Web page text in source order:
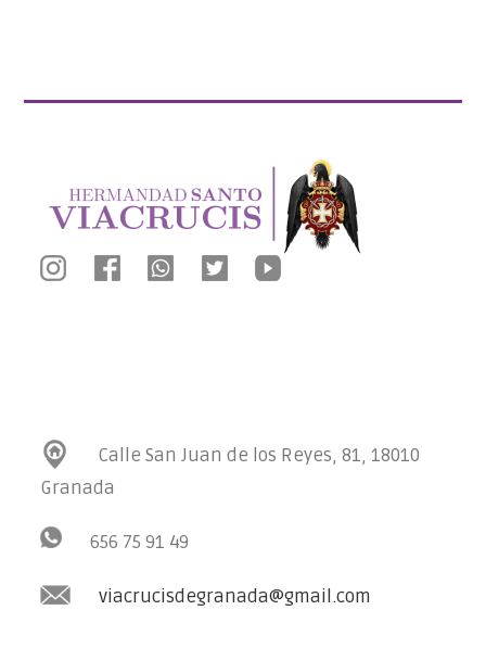
Calle San Juan de los Reyes, 81, 18010
Granada
656 75 91 49
viacrucisdegranada@gmail.com